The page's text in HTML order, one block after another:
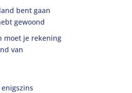
bent gaan
gewoond
moet je rekening
van